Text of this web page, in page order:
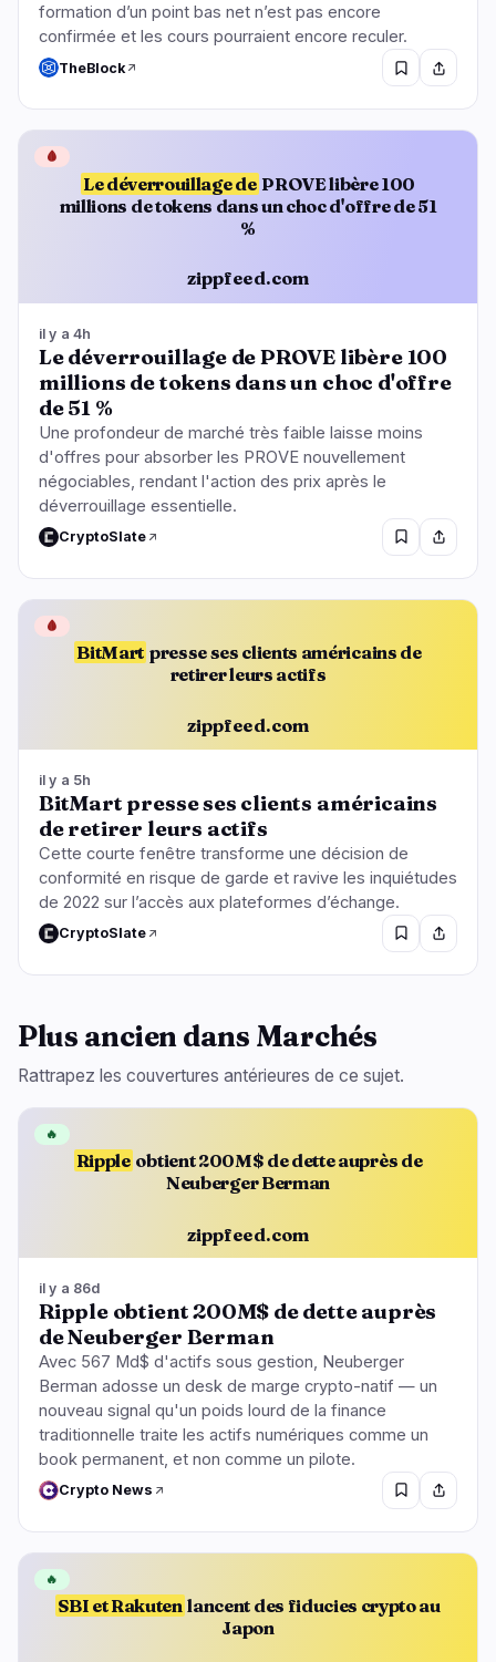
formation d’un point bas net n’est pas encore
confirmée et les cours pourraient encore reculer.
TheBlock
Le déverrouillage de PROVE libère 100
millions de tokens dans un choc d'offre de 51
%
zippfeed.com
🩸
il y a 4h
Le déverrouillage de PROVE libère 100
millions de tokens dans un choc d'offre
de 51 %
Une profondeur de marché très faible laisse moins
d'offres pour absorber les PROVE nouvellement
négociables, rendant l'action des prix après le
déverrouillage essentielle.
CryptoSlate
BitMart presse ses clients américains de
retirer leurs actifs
zippfeed.com
🩸
il y a 5h
BitMart presse ses clients américains
de retirer leurs actifs
Cette courte fenêtre transforme une décision de
conformité en risque de garde et ravive les inquiétudes
de 2022 sur l’accès aux plateformes d’échange.
CryptoSlate
Plus ancien dans Marchés
Rattrapez les couvertures antérieures de ce sujet.
Ripple obtient 200M$ de dette auprès de
Neuberger Berman
zippfeed.com
🔥
il y a 86d
Ripple obtient 200M$ de dette auprès
de Neuberger Berman
Avec 567 Md$ d'actifs sous gestion, Neuberger
Berman adosse un desk de marge crypto-natif — un
nouveau signal qu'un poids lourd de la finance
traditionnelle traite les actifs numériques comme un
book permanent, et non comme un pilote.
Crypto News
SBI et Rakuten lancent des fiducies crypto au
Japon
🔥